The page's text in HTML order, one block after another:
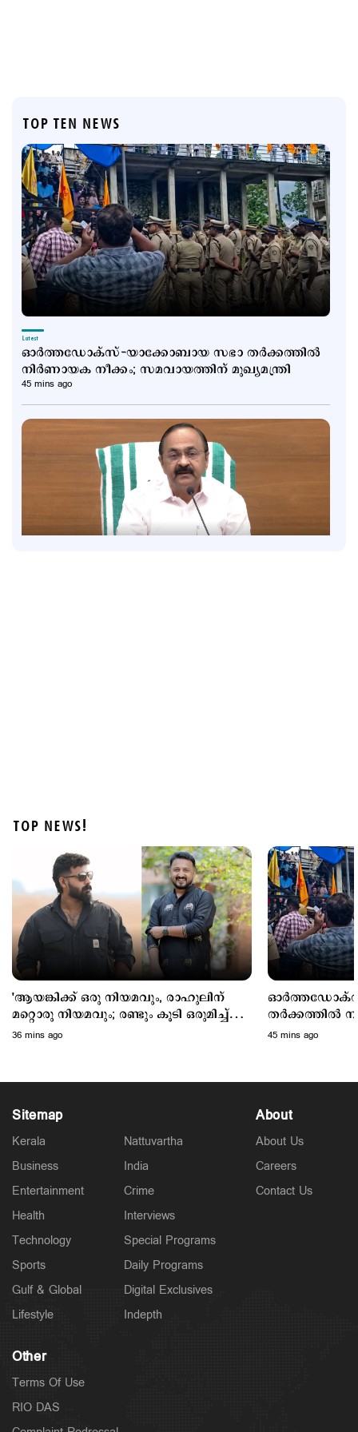
TOP TEN NEWS
Latest
ഓർത്തഡോക്സ്-യാക്കോബായ സഭാ തർക്കത്തിൽ
നിർണായക നീക്കം; സമവായത്തിന് മുഖ്യമന്ത്രി
45 mins ago
അര്‍ജുന്‍ തലശേരി സബ് ജയിലിലേക്ക്; സഹോദരനെ
ജാമ്യത്തിലിറക്കാൻ എത്തിയത് ഗുണ്ട
3 hours ago
വന്ദേമാതരം മുഴുവന്‍ ആലപിക്കണം; കേന്ദ്ര
പ്രോട്ടോക്കോള്‍ അനുസരിക്കില്ലെന്ന് കെ.മുരളീധരന്‍
TOP NEWS!
'ആയങ്കിക്ക് ഒരു നിയമവും, രാഹുലിന്
മറ്റൊരു നിയമവും; രണ്ടും കൂടി ഒരുമിച്ച്
വേണ്ടാ...'
36 mins ago
തർക്കത്തിൽ
സമവായത്തിന്
45 mins ago
Sitemap
Kerala
Business
Entertainment
Health
Technology
Sports
Gulf & Global
Lifestyle
Nattuvartha
India
Crime
Interviews
Special Programs
Daily Programs
Digital Exclusives
Indepth
About
About Us
Careers
Contact Us
Other
Terms Of Use
RIO DAS